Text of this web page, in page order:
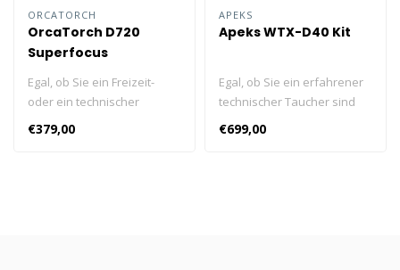
ORCATORCH
OrcaTorch D720
Superfocus
Egal, ob Sie ein Freizeit-
oder ein technischer
Taucher sind, Sie werden
feststellen, dass die
€379,00
APEKS
Apeks WTX-D40 Kit
Egal, ob Sie ein erfahrener
technischer Taucher sind
oder jemand, der sein
Tauchen auf die nächste
€699,00